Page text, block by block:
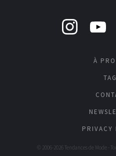
À
PRIVACY
© 2006-2026 Tendances de Mode -